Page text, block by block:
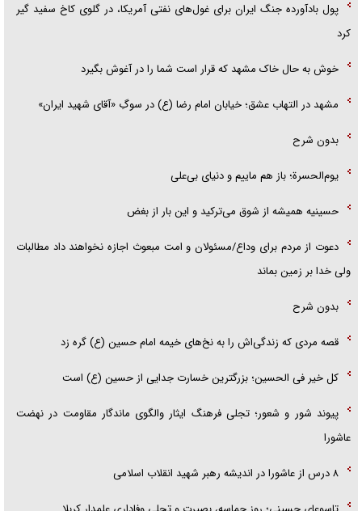
پول بادآورده جنگ ایران برای غول‌های نفتی آمریکا، در گلوی کاخ سفید گیر
کرد
خوش به حال خاک مشهد که قرار است شما را در آغوش بگیرد
مشهد در التهاب عشق؛ خیابان امام رضا (ع) در سوگِ «آقای شهید ایران»
بدون شرح
یوم‌الحسرة؛ باز هم ماییم و دنیای بی‌علی
حسینیه همیشه از شوق می‌ترکید و این بار از بغض
دعوت از مردم برای وداع/مسئولان و امت مبعوث اجازه نخواهند داد مطالبات
ولی خدا بر زمین بماند
بدون شرح
قصه مردی که زندگی‌اش را به نخ‌های خیمه امام حسین (ع) گره زد
کل خیر فی الحسین؛ بزرگترین خسارت جدایی از حسین (ع) است
پیوند شور و شعور؛ تجلی فرهنگ ایثار والگوی ماندگار مقاومت در نهضت
عاشورا
۸ درس از عاشورا در اندیشه رهبر شهید انقلاب اسلامی